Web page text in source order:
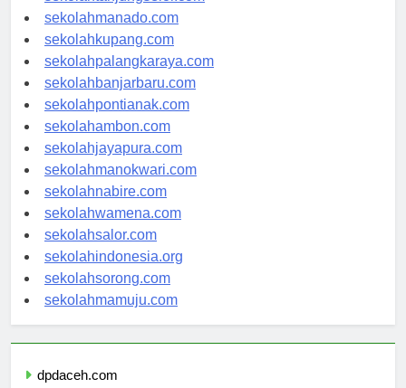
sekolahtanjungselor.com
sekolahmanado.com
sekolahkupang.com
sekolahpalangkaraya.com
sekolahbanjarbaru.com
sekolahpontianak.com
sekolahambon.com
sekolahjayapura.com
sekolahmanokwari.com
sekolahnabire.com
sekolahwamena.com
sekolahsalor.com
sekolahindonesia.org
sekolahsorong.com